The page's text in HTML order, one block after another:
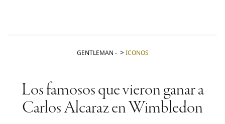
GENTLEMAN - ICONOS
Los famosos que vieron ganar a
Carlos Alcaraz en Wimbledon